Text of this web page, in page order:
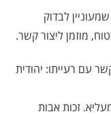
לבדוק
מוזמן ליצור קשר.
עם רעייתו: יהודית
זכות אבות